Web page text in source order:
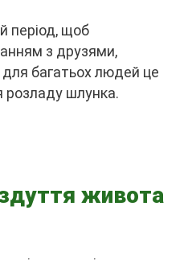
період, щоб
з друзями,
багатьох людей це
розладу шлунка.
живота